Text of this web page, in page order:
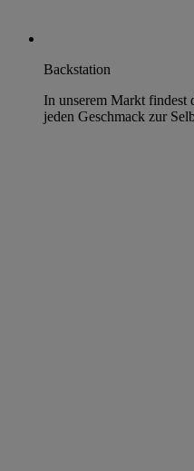
Backstation
In unserem Markt findest
jeden Geschmack zur